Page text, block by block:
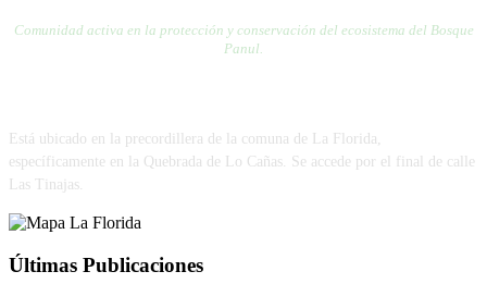
Comunidad activa en la protección y conservación del ecosistema del Bosque
Panul.
Está ubicado en la precordillera de la comuna de La Florida,
específicamente en la Quebrada de Lo Cañas. Se accede por el final de calle
Las Tinajas.
Últimas Publicaciones